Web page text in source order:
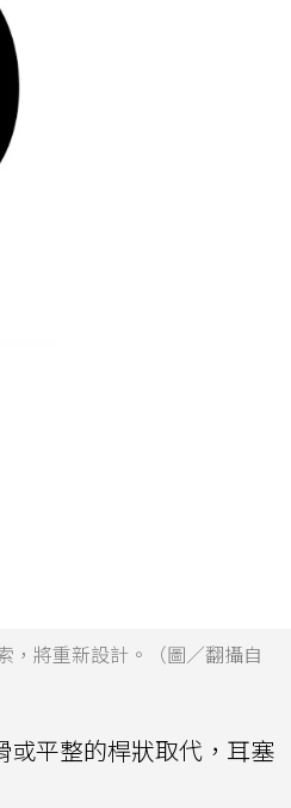
，將重新設計。（圖／翻攝自
平整的桿狀取代，耳塞